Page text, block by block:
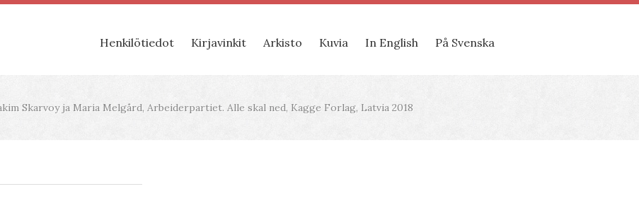
Henkilötiedot Kirjavinkit Arkisto Kuvia In English På Svenska
Skarvoy ja Maria Melgård, Arbeiderpartiet. Alle skal ned, Kagge Forlag, Latvia 2018